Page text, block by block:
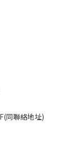
同聯絡地址)